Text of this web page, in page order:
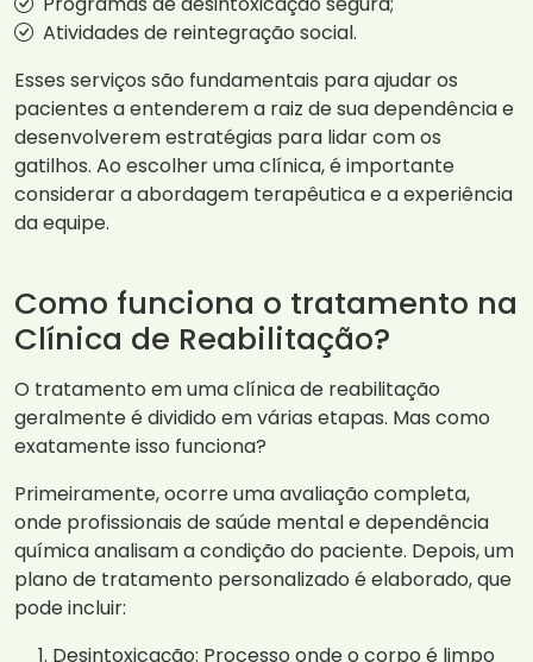
Atividades de reintegração social.
Esses serviços são fundamentais para ajudar os
pacientes a entenderem a raiz de sua dependência e
desenvolverem estratégias para lidar com os
gatilhos. Ao escolher uma clínica, é importante
considerar a abordagem terapêutica e a experiência
da equipe.
Como funciona o tratamento na
Clínica de Reabilitação?
O tratamento em uma clínica de reabilitação
geralmente é dividido em várias etapas. Mas como
exatamente isso funciona?
Primeiramente, ocorre uma avaliação completa,
onde profissionais de saúde mental e dependência
química analisam a condição do paciente. Depois, um
plano de tratamento personalizado é elaborado, que
pode incluir:
Desintoxicação: Processo onde o corpo é limpo